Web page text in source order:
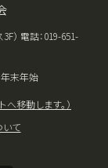
） 電話：019-651-
年末年始
移動します。）
て